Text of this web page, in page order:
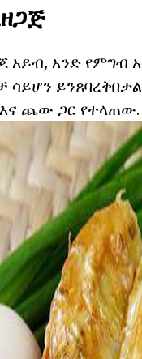
አይብ, አንድ
ሳይሆን
ጨው ጋር